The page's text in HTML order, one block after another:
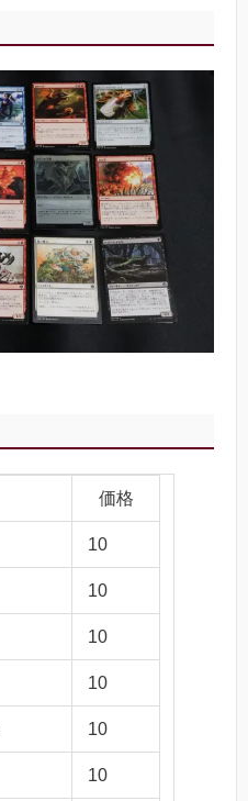
価格
10
10
10
10
10
10